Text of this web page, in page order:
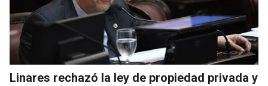
Linares rechazó la ley de propiedad privada y